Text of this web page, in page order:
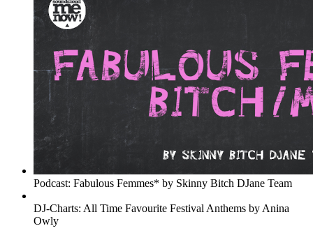
Podcast: Fabulous Femmes* by Skinny Bitch DJane Team
DJ-Charts: All Time Favourite Festival Anthems by Anina
Owly